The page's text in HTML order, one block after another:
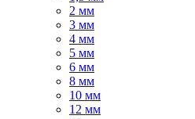
2 мм
3 мм
4 мм
5 мм
6 мм
8 мм
10 мм
12 мм